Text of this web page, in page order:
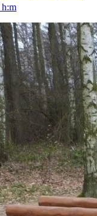
h:m